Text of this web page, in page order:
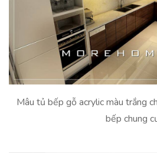
Mâu tủ bếp gỗ acrylic màu trắng
bếp chung